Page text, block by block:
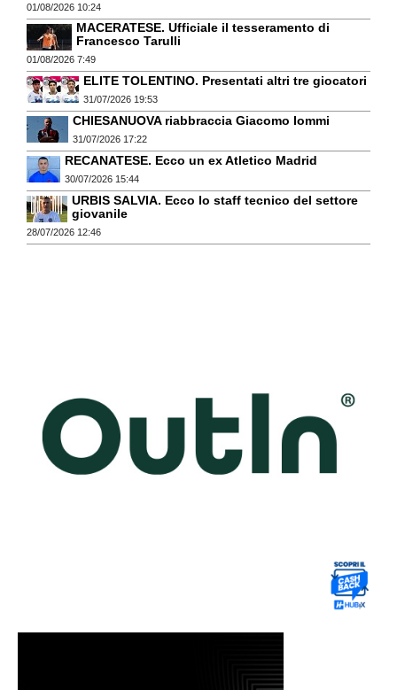
01/08/2026 10:24
MACERATESE. Ufficiale il tesseramento di
Francesco Tarulli
01/08/2026 7:49
ELITE TOLENTINO. Presentati altri tre giocatori
31/07/2026 19:53
CHIESANUOVA riabbraccia Giacomo Iommi
31/07/2026 17:22
RECANATESE. Ecco un ex Atletico Madrid
30/07/2026 15:44
URBIS SALVIA. Ecco lo staff tecnico del settore
giovanile
28/07/2026 12:46